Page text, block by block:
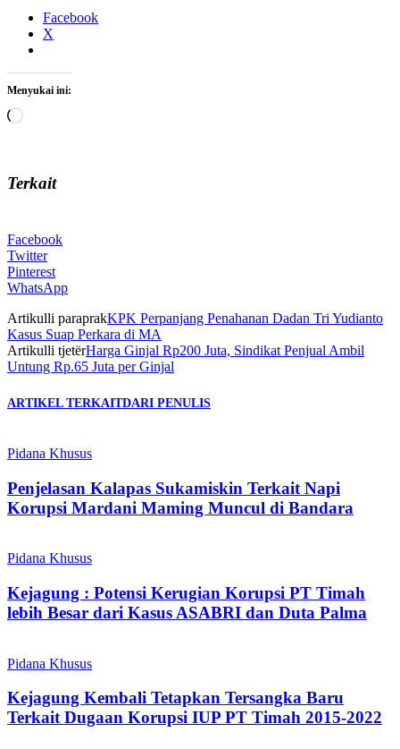
Facebook
X
Menyukai ini:
Memuat...
Terkait
Facebook
Twitter
Pinterest
WhatsApp
Artikulli paraprakKPK Perpanjang Penahanan Dadan Tri Yudianto
Kasus Suap Perkara di MA
Artikulli tjetërHarga Ginjal Rp200 Juta, Sindikat Penjual Ambil
Untung Rp.65 Juta per Ginjal
ARTIKEL TERKAITDARI PENULIS
Pidana Khusus
Penjelasan Kalapas Sukamiskin Terkait Napi
Korupsi Mardani Maming Muncul di Bandara
Pidana Khusus
Kejagung : Potensi Kerugian Korupsi PT Timah
lebih Besar dari Kasus ASABRI dan Duta Palma
Pidana Khusus
Kejagung Kembali Tetapkan Tersangka Baru
Terkait Dugaan Korupsi IUP PT Timah 2015-2022